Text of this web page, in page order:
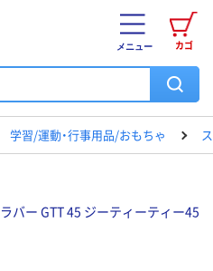
カゴ
メニュー
学習/運動・行事用品/おもちゃ
バー GTT 45 ジーティーティー45